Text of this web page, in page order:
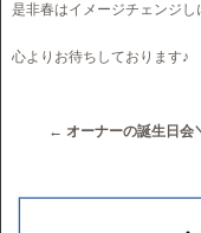
是非春はイメージチェンジし
心よりお待ちしております♪
← オーナーの誕生日会